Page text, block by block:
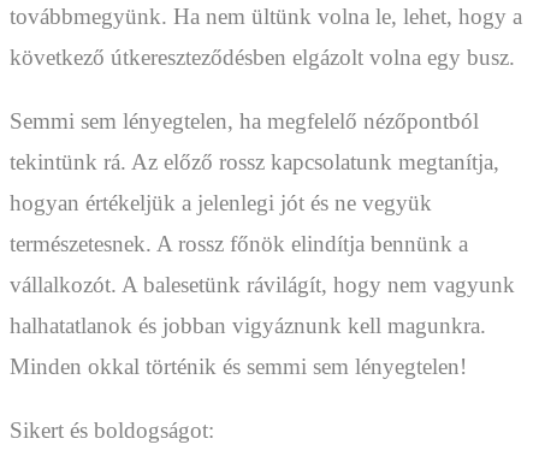
továbbmegyünk. Ha nem ültünk volna le, lehet, hogy a
következő útkereszteződésben elgázolt volna egy busz.
Semmi sem lényegtelen, ha megfelelő nézőpontból
tekintünk rá. Az előző rossz kapcsolatunk megtanítja,
hogyan értékeljük a jelenlegi jót és ne vegyük
természetesnek. A rossz főnök elindítja bennünk a
vállalkozót. A balesetünk rávilágít, hogy nem vagyunk
halhatatlanok és jobban vigyáznunk kell magunkra.
Minden okkal történik és semmi sem lényegtelen!
Sikert és boldogságot: